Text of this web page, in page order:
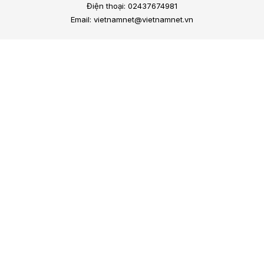
Điện thoại: 02437674981
Email: vietnamnet@vietnamnet.vn